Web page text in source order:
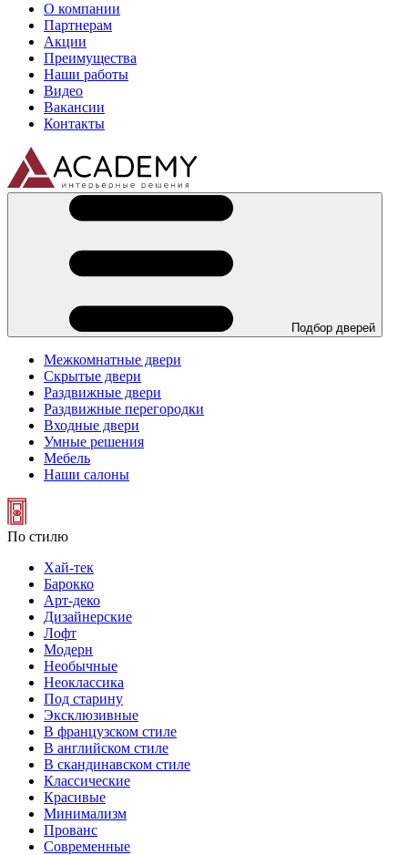
О компании
Партнерам
Акции
Преимущества
Наши работы
Видео
Вакансии
Контакты
Подбор дверей
Межкомнатные двери
Скрытые двери
Раздвижные двери
Раздвижные перегородки
Входные двери
Умные решения
Мебель
Наши салоны
По стилю
Хай-тек
Барокко
Арт-деко
Дизайнерские
Лофт
Модерн
Необычные
Неоклассика
Под старину
Эксклюзивные
В французском стиле
В английском стиле
В скандинавском стиле
Классические
Красивые
Минимализм
Прованс
Современные